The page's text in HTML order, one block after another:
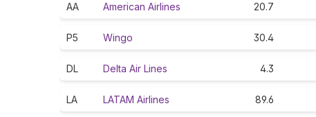
AA American Airlines 20.7
P5 Wingo 30.4
DL Delta Air Lines 4.3
LA LATAM Airlines 89.6